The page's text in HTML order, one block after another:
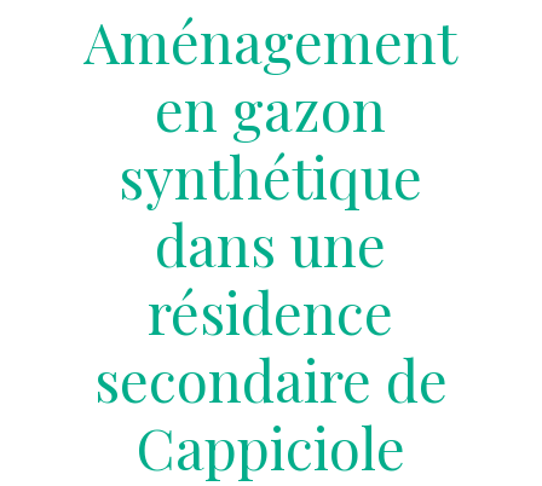
Aménagement
en gazon
synthétique
dans une
résidence
secondaire de
Cappiciole